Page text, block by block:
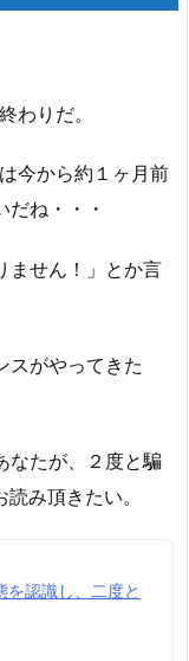
わりだ。
今から約１ヶ月前
ね・・・
ません！」とか言
スがやってきた
なたが、２度と騙
み頂きたい。
認識し、二度と